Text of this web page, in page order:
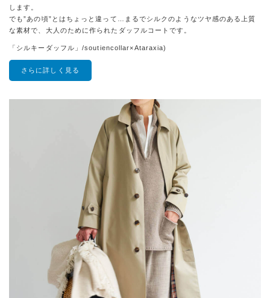
します。
でも”あの頃”とはちょっと違って…まるでシルクのようなツヤ感のある上質
な素材で、大人のために作られたダッフルコートです。
「シルキーダッフル」/soutiencollar×Ataraxia)
さらに詳しく見る